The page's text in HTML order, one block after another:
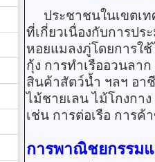
ประชาชนในเขตเท
ที่เกี่ยวเนื่องกับการปร
หอยแมลงภู่โดยการใ
กุ้ง การทำเรืออวนลา
สินค้าสัตว์น้ำ ฯลฯ อา
ไม้ชายเลน ไม้โกงกา
เช่น การต่อเรือ การค้
การพาณิชยกรรม